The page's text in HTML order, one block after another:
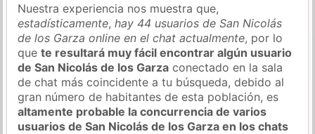
Nuestra experiencia nos muestra que,
estadísticamente,hay 44 usuarios de San Nicolás
de los Garza online en el chat actualmente, por lo
quete resultará muy fácil encontrar algún usuario
de San Nicolás de los Garza conectado en la sala
de chat más coincidente a tu búsqueda, debido al
gran número de habitantes de esta población, es
altamente probable la concurrencia de varios
usuarios de San Nicolás de los Garza en los chats